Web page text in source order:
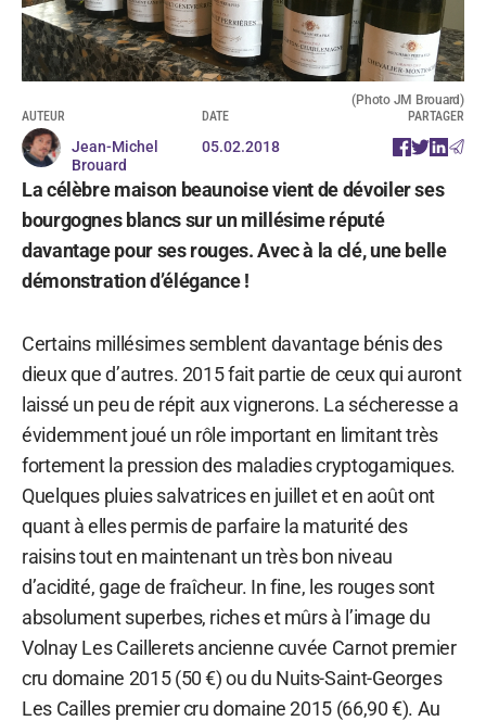
(Photo JM Brouard)
AUTEUR
Jean-Michel
Brouard
DATE
05.02.2018
PARTAGER
La célèbre maison beaunoise vient de dévoiler ses
bourgognes blancs sur un millésime réputé
davantage pour ses rouges. Avec à la clé, une belle
démonstration d’élégance !
Certains millésimes semblent davantage bénis des
dieux que d’autres. 2015 fait partie de ceux qui auront
laissé un peu de répit aux vignerons. La sécheresse a
évidemment joué un rôle important en limitant très
fortement la pression des maladies cryptogamiques.
Quelques pluies salvatrices en juillet et en août ont
quant à elles permis de parfaire la maturité des
raisins tout en maintenant un très bon niveau
d’acidité, gage de fraîcheur. In fine, les rouges sont
absolument superbes, riches et mûrs à l’image du
Volnay Les Caillerets ancienne cuvée Carnot premier
cru domaine 2015 (50 €) ou du Nuits-Saint-Georges
Les Cailles premier cru domaine 2015 (66,90 €). Au